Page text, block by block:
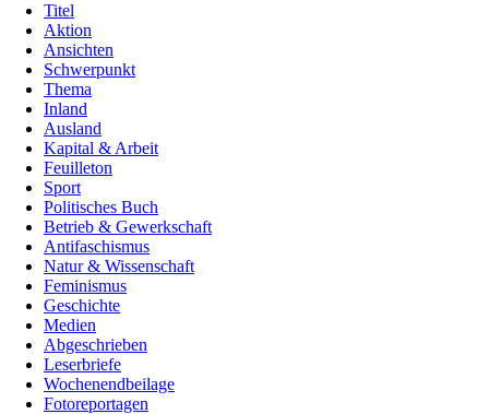
Titel
Aktion
Ansichten
Schwerpunkt
Thema
Inland
Ausland
Kapital & Arbeit
Feuilleton
Sport
Politisches Buch
Betrieb & Gewerkschaft
Antifaschismus
Natur & Wissenschaft
Feminismus
Geschichte
Medien
Abgeschrieben
Leserbriefe
Wochenendbeilage
Fotoreportagen